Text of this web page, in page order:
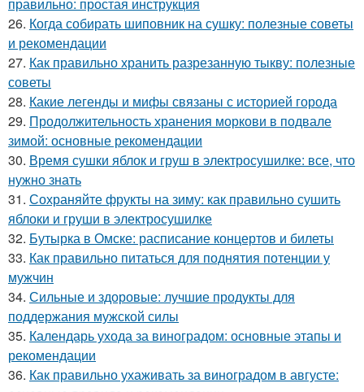
26. Когда собирать шиповник на сушку: полезные советы
и рекомендации
27. Как правильно хранить разрезанную тыкву: полезные
советы
28. Какие легенды и мифы связаны с историей города
29. Продолжительность хранения моркови в подвале
зимой: основные рекомендации
30. Время сушки яблок и груш в электросушилке: все, что
нужно знать
31. Сохраняйте фрукты на зиму: как правильно сушить
яблоки и груши в электросушилке
32. Бутырка в Омске: расписание концертов и билеты
33. Как правильно питаться для поднятия потенции у
мужчин
34. Сильные и здоровые: лучшие продукты для
поддержания мужской силы
35. Календарь ухода за виноградом: основные этапы и
рекомендации
36. Как правильно ухаживать за виноградом в августе: